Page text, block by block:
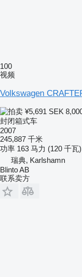
100
视频
Volkswagen
¥5,691 SEK
封闭箱式车
2007
245,887 千米
功率 163 马力 (120 千瓦)
瑞典, Karlshamn
Blinto AB
联系卖方